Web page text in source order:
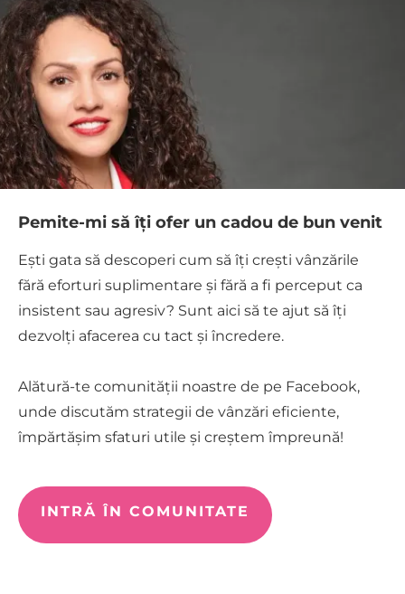
Pemite-mi să îți ofer un cadou de bun venit
Ești gata să descoperi cum să îți crești vânzările
fără eforturi suplimentare și fără a fi perceput ca
insistent sau agresiv? Sunt aici să te ajut să îți
dezvolți afacerea cu tact și încredere.
Alătură-te comunității noastre de pe Facebook,
unde discutăm strategii de vânzări eficiente,
împărtășim sfaturi utile și creștem împreună!
INTRĂ ÎN COMUNITATE